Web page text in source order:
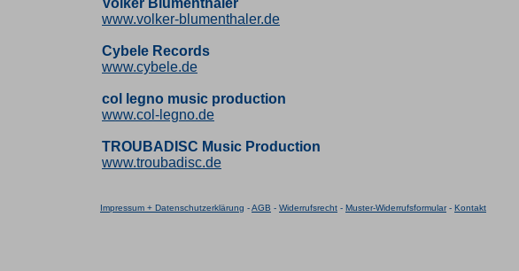
Volker Blumenthaler
www.volker-blumenthaler.de
Cybele Records
www.cybele.de
col legno music production
www.col-legno.de
TROUBADISC Music Production
www.troubadisc.de
Impressum + Datenschutzerklärung -AGB - Widerrufsrecht - Muster-Widerrufsformular- Kontakt